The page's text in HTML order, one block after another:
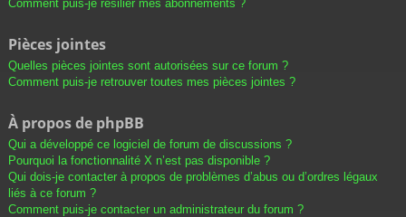
Comment puis-je résilier mes abonnements ?
Pièces jointes
Quelles pièces jointes sont autorisées sur ce forum ?
Comment puis-je retrouver toutes mes pièces jointes ?
À propos de phpBB
Qui a développé ce logiciel de forum de discussions ?
Pourquoi la fonctionnalité X n’est pas disponible ?
Qui dois-je contacter à propos de problèmes d’abus ou d’ordres légaux
liés à ce forum ?
Comment puis-je contacter un administrateur du forum ?